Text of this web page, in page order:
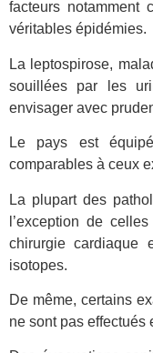
facteurs notamment
véritables épidémies.
La leptospirose,
souillées par les
envisager avec
Le pays est
comparables à ceux
La plupart des
l’exception de
chirurgie cardiaque
isotopes.
De même, certains
ne sont pas